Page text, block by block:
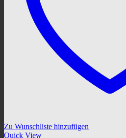
Zu Wunschliste hinzufügen
Quick View